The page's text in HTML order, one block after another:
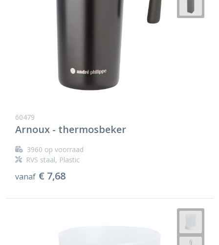
60479
Arnoux - thermosbeker
3960 op voorraad
RVS staal, Plastic
vanaf € 7,68